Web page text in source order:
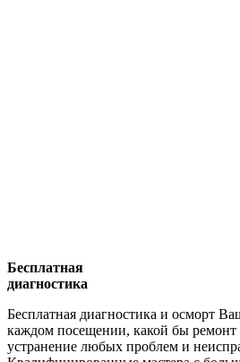
Бесплатная
диагностика
Бесплатная диагностика и осморт
каждом посещении, какой бы ремонт
устранение любых проблем и